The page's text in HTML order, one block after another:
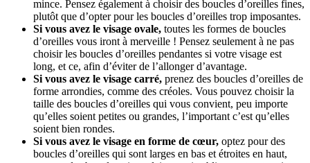
mince. Pensez également à choisir des boucles d’oreilles fines,
plutôt que d’opter pour les boucles d’oreilles trop imposantes.
Si vous avez le visage ovale, toutes les formes de boucles
d’oreilles vous iront à merveille ! Pensez seulement à ne pas
choisir les boucles d’oreilles pendantes si votre visage est
long, et ce, afin d’éviter de l’allonger d’avantage.
Si vous avez le visage carré, prenez des boucles d’oreilles de
forme arrondies, comme des créoles. Vous pouvez choisir la
taille des boucles d’oreilles qui vous convient, peu importe
qu’elles soient petites ou grandes, l’important c’est qu’elles
soient bien rondes.
Si vous avez le visage en forme de cœur, optez pour des
boucles d’oreilles qui sont larges en bas et étroites en haut,